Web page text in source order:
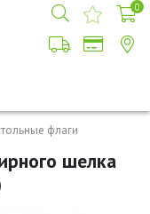
0
флаги
шелка